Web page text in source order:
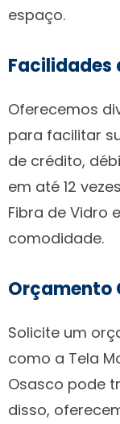
espaço.
Facilidades
Oferecemos
para facilitar
de crédito,
em até 12
Fibra de Vidro
comodidade.
Orçamento
Solicite um
como a Tela
Osasco pode
disso,